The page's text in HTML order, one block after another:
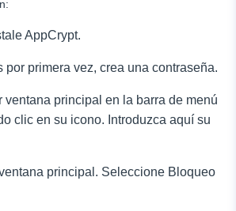
AppCrypt.
por primera vez, crea una contraseña.
ventana principal en la barra de menú
clic en su icono. Introduzca aquí su
principal. Seleccione Bloqueo